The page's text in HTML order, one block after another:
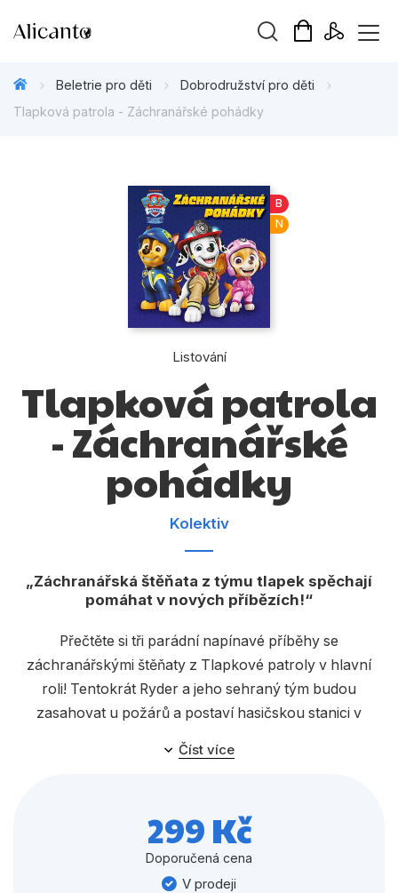
Tipy redakce
Beletrie pro děti
Dárkové publikace
Dárkové zboží
Komiks
Kuchařky
Počítače
Populárně - naučná pro dospělé
Příroda a zahrada
Beletrie pro děti
Dobrodružství pro děti
Tlapková patrola - Záchranářské pohádky
B
N
Listování
Tlapková patrola
- Záchranářské
pohádky
Kolektiv
Záchranářská štěňata z týmu tlapek spěchají
pomáhat v nových příbězích!
Přečtěte si tři parádní napínavé příběhy se
záchranářskými štěňaty z Tlapkové patroly v hlavní
roli! Tentokrát Ryder a jeho sehraný tým budou
zasahovat u požárů a postaví hasičskou stanici v
Adventure Bay, vyzkouší si zbrusu nová vozidla a čeká
je mise v oblacích při záchraně princezny ze
jak si neohroženě poradili s každou výzvou a zachránili
den.
Číst více
299 Kč
Doporučená cena
V prodeji